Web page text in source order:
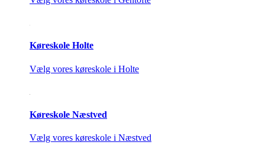
Køreskole Holte
Vælg vores køreskole i Holte
Køreskole Næstved
Vælg vores køreskole i Næstved